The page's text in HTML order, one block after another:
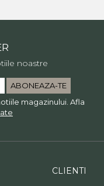
noastre
magazinului. Afla
CLIENTI